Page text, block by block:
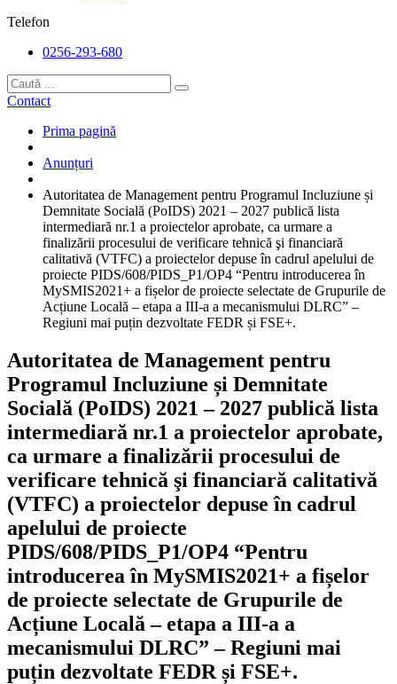
Telefon
0256-293-680
Contact
Prima pagină
Anunțuri
Autoritatea de Management pentru Programul Incluziune și
Demnitate Socială (PoIDS) 2021 – 2027 publică lista
intermediară nr.1 a proiectelor aprobate, ca urmare a
finalizării procesului de verificare tehnică şi financiară
calitativă (VTFC) a proiectelor depuse în cadrul apelului de
proiecte PIDS/608/PIDS_P1/OP4 “Pentru introducerea în
MySMIS2021+ a fișelor de proiecte selectate de Grupurile de
Acțiune Locală – etapa a III-a a mecanismului DLRC” –
Regiuni mai puțin dezvoltate FEDR și FSE+.
Autoritatea de Management pentru
Programul Incluziune și Demnitate
Socială (PoIDS) 2021 – 2027 publică lista
intermediară nr.1 a proiectelor aprobate,
ca urmare a finalizării procesului de
verificare tehnică şi financiară calitativă
(VTFC) a proiectelor depuse în cadrul
apelului de proiecte
PIDS/608/PIDS_P1/OP4 “Pentru
introducerea în MySMIS2021+ a fișelor
de proiecte selectate de Grupurile de
Acțiune Locală – etapa a III-a a
mecanismului DLRC” – Regiuni mai
puțin dezvoltate FEDR și FSE+.